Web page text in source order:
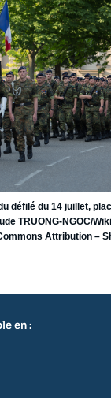
défilé du 14 juillet,
TRUONG-NGOC/
Attribution –
en :